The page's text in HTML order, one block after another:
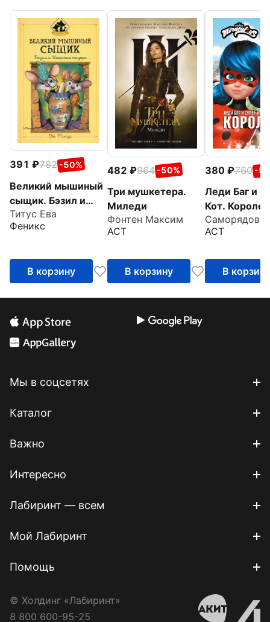
391 782 -50%
Великий мышиный
сыщик. Бэзил и
Кошачья пещера
Титус Ева
Феникс
В корзину
482 964 -50%
Три мушкетера.
Миледи
Фонтен Максим
АСТ
В корзину
380 760 -
Леди Баг и
Кот.
АСТ
В корзину
Мы в соцсетях
Каталог
Важно
Интересно
Лабиринт — всем
Мой Лабиринт
Помощь
© Холдинг «Лабиринт»
8 800 600-95-25